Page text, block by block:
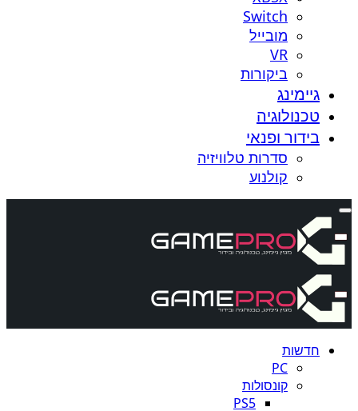
Switch
מובייל
VR
ביקורות
גיימינג
טכנולוגיה
בידור ופנאי
סדרות טלוויזיה
קולנוע
חדשות
PC
קונסולות
PS5